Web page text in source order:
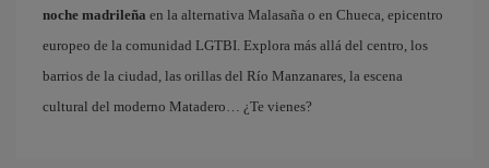
noche madrileña en la alternativa Malasaña o en Chueca, epicentro
europeo de la comunidad LGTBI. Explora más allá del centro, los
barrios de la ciudad, las orillas del Río Manzanares, la escena
cultural del moderno Matadero… ¿Te vienes?